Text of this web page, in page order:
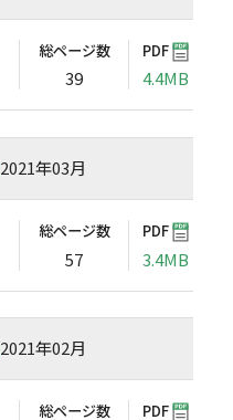
総ページ数
39
PDF
4.4MB
2021年03月
総ページ数
57
PDF
3.4MB
2021年02月
総ページ数 PDF